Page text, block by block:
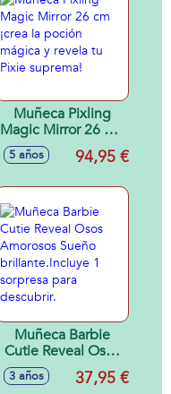
Muñeca Pixling
Magic Mirror 26 cm
¡crea la poción
mágica y revela tu
5 años 94,95 €
Muñeca Barbie
Cutie Reveal Osos
Amorosos Sueño
brillante.Incluye 1
3 años 37,95 €